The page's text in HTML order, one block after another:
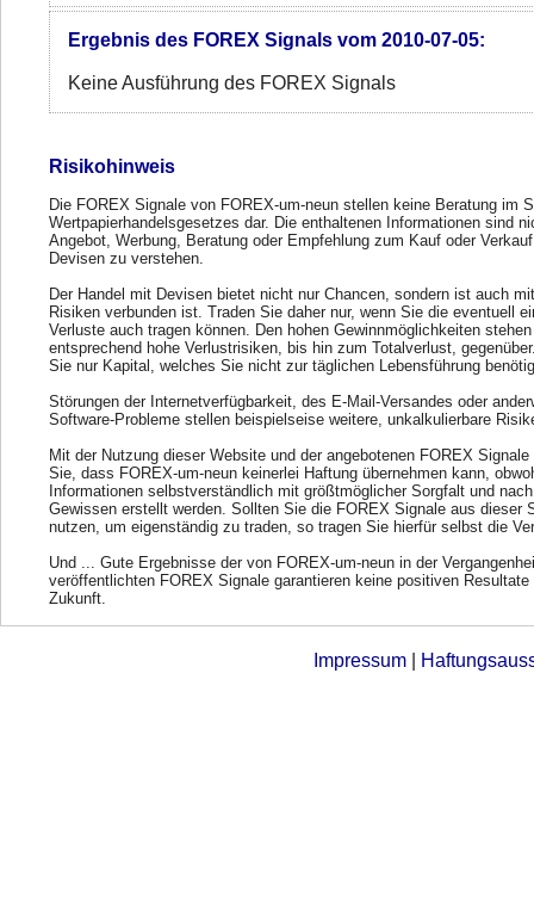
Ergebnis des FOREX Signals vom 2010-07-05:
Keine Ausführung des FOREX Signals
Risikohinweis
Die FOREX Signale von FOREX-um-neun stellen keine Beratung im
Wertpapierhandelsgesetzes dar. Die enthaltenen Informationen sind
Angebot, Werbung, Beratung oder Empfehlung zum Kauf oder
Devisen zu verstehen.
Der Handel mit Devisen bietet nicht nur Chancen, sondern ist auch
Risiken verbunden ist. Traden Sie daher nur, wenn Sie die eventuell
Verluste auch tragen können. Den hohen Gewinnmöglichkeiten stehen
entsprechend hohe Verlustrisiken, bis hin zum Totalverlust,
Sie nur Kapital, welches Sie nicht zur täglichen Lebensführung
Störungen der Internetverfügbarkeit, des E-Mail-Versandes oder
Software-Probleme stellen beispielseise weitere, unkalkulierbare
Mit der Nutzung dieser Website und der angebotenen FOREX
Sie, dass FOREX-um-neun keinerlei Haftung übernehmen kann,
Informationen selbstverständlich mit größtmöglicher Sorgfalt und
Gewissen erstellt werden. Sollten Sie die FOREX Signale aus dieser
nutzen, um eigenständig zu traden, so tragen Sie hierfür selbst die
Und ... Gute Ergebnisse der von FOREX-um-neun in der
veröffentlichten FOREX Signale garantieren keine positiven Resultate
Zukunft.
Impressum